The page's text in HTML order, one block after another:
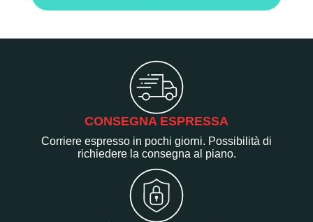
CONSEGNA ESPRESSA
Corriere espresso in pochi giorni. Possibilità di
richiedere la consegna al piano.